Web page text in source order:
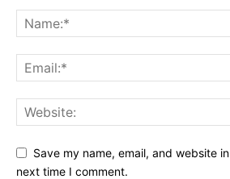
Save my name, email, and website
next time I comment.